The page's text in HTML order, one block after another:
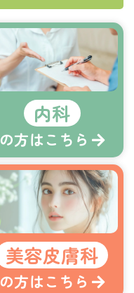
内科
の方はこちら
美容皮膚科
の方はこちら